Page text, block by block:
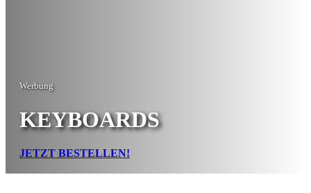
Werbung
KEYBOARDS
JETZT BESTELLEN!